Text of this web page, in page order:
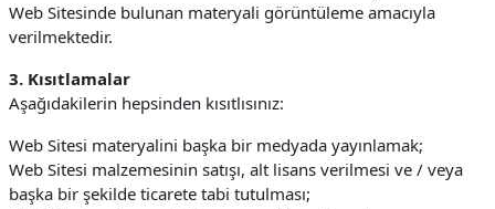
Web Sitesinde bulunan materyali görüntüleme amacıyla
verilmektedir.
3. Kısıtlamalar
Aşağıdakilerin hepsinden kısıtlısınız:
Web Sitesi materyalini başka bir medyada yayınlamak;
Web Sitesi malzemesinin satışı, alt lisans verilmesi ve / veya
başka bir şekilde ticarete tabi tutulması;